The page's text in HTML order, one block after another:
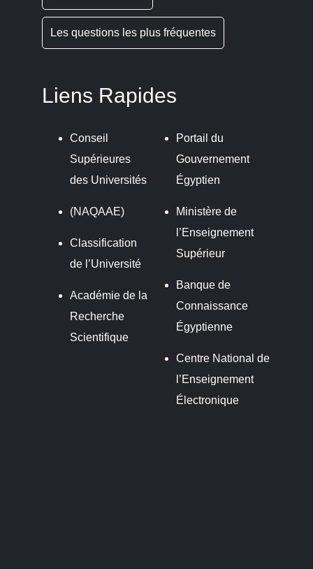
Les questions les plus fréquentes
Liens Rapides
Conseil
Supérieures
des Universités
(NAQAAE)
Classification
de l’Université
Académie de la
Recherche
Scientifique
Portail du
Gouvernement
Égyptien
Ministère de
l’Enseignement
Supérieur
Banque de
Connaissance
Égyptienne
Centre National de
l’Enseignement
Électronique